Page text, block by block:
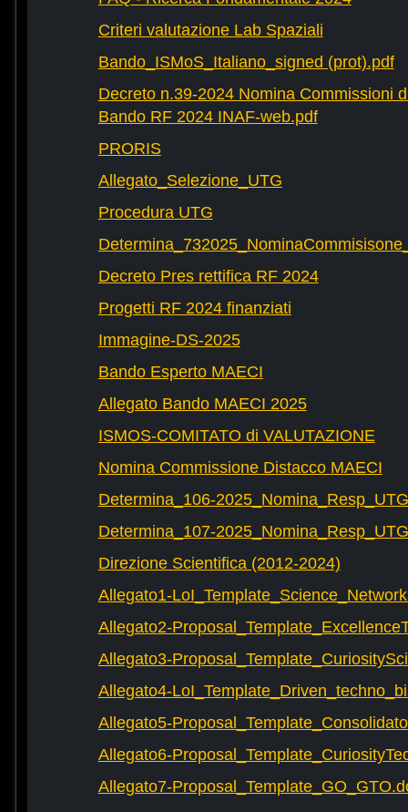
Criteri valutazione Lab Spaziali
Bando_ISMoS_Italiano_signed (prot).pdf
Decreto n.39-2024 Nomina Commissioni
Bando RF 2024 INAF-web.pdf
PRORIS
Allegato_Selezione_UTG
Procedura UTG
Decreto Pres rettifica RF 2024
Progetti RF 2024 finanziati
Immagine-DS-2025
Bando Esperto MAECI
Allegato Bando MAECI 2025
ISMOS-COMITATO di VALUTAZIONE
Nomina Commissione Distacco MAECI
Determina_106-
Determina_107-
Direzione Scientifica (2012-2024)
Allegato1-
Allegato2-
Allegato3-
Allegato4-
Allegato5-
Allegato6-
Allegato7-